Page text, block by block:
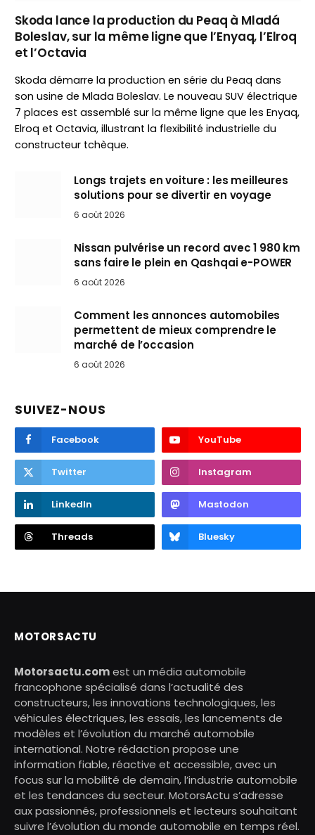
Skoda lance la production du Peaq à Mladá
Boleslav, sur la même ligne que l’Enyaq, l’Elroq
et l’Octavia
Skoda démarre la production en série du Peaq dans
son usine de Mlada Boleslav. Le nouveau SUV électrique
7 places est assemblé sur la même ligne que les Enyaq,
Elroq et Octavia, illustrant la flexibilité industrielle du
constructeur tchèque.
Longs trajets en voiture : les meilleures
solutions pour se divertir en voyage
6 août 2026
Nissan pulvérise un record avec 1 980 km
sans faire le plein en Qashqai e-POWER
6 août 2026
Comment les annonces automobiles
permettent de mieux comprendre le
marché de l’occasion
6 août 2026
SUIVEZ-NOUS
Facebook YouTube
Twitter Instagram
LinkedIn Mastodon
Threads Bluesky
MOTORSACTU
Motorsactu.comest un média automobile
francophone spécialisé dans l’actualité des
constructeurs, les innovations technologiques, les
véhicules électriques, les essais, les lancements de
modèles et l’évolution du marché automobile
international. Notre rédaction propose une
information fiable, réactive et accessible, avec un
focus sur la mobilité de demain, l’industrie automobile
et les tendances du secteur. MotorsActu s’adresse
aux passionnés, professionnels et lecteurs souhaitant
suivre l’évolution du monde automobile en temps réel.